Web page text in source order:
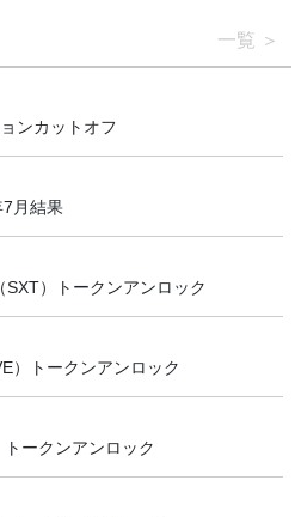
一覧
ンカットオフ
月結果
）トークンアンロック
）トークンアンロック
ークンアンロック